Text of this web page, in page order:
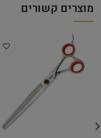
מוצרים קשורים